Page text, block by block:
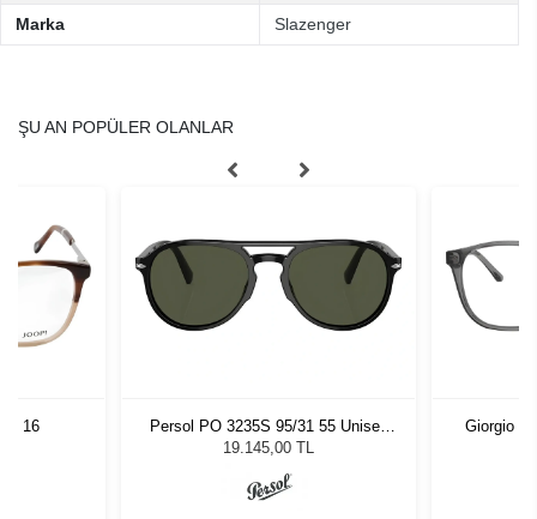
Marka Slazenger
ŞU AN POPÜLER OLANLAR
16
Persol PO 3235S 95/31 55 Unisex
Güneş Gözlüğü
19.145,00 TL
Giorgio